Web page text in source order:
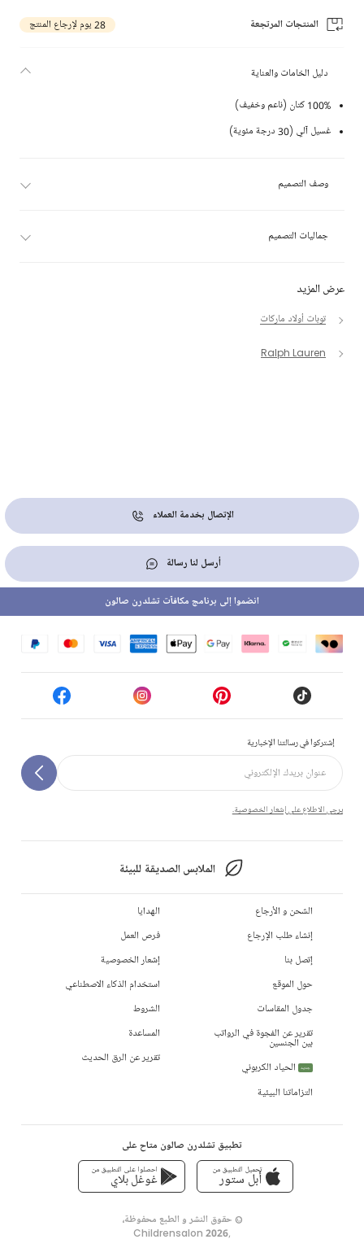
المنتجات المرتجعة 28 يوم لإرجاع المنتج
عرض المزيد
توبات أولاد ماركات
Ralph Lauren
دليل الخامات والعناية
100% كتان (ناعم وخفيف)
غسيل آلي (30 درجة مئوية)
وصف التصميم
جماليات التصميم
الإتصال بخدمة العملاء
أرسل لنا رسالة
إشتركوا في رسالتنا الإخبارية
يرجى الاطلاع على إشعار الخصوصية.
الملابس الصديقة للبيئة
انضموا إلى برنامج مكافآت تشلدرن صالون
الشحن و الأرجاع
إنشاء طلب الإرجاع
إتصل بنا
حول الموقع
جدول المقاسات
تقرير عن الفجوة في الرواتب
بين الجنسين
جديد
الحياد الكربوني
التزاماتنا البيئية
الهدايا
فرص العمل
إشعار الخصوصية
استخدام الذكاء الاصطناعي
الشروط
المساعدة
تقرير عن الرق الحديث
تطبيق تشلدرن صالون متاح على
تحميل التطبيق من
أبل ستور
احصلوا على التطبيق من
غوغل بلاي
© حقوق النشر و الطبع محفوظة،
,
Childrensalon 2026